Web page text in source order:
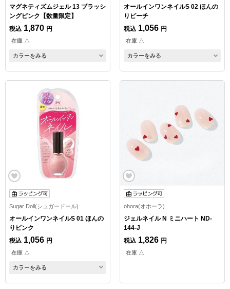
マグネティズムジェル 13 ブラッシ
ングピンク【数量限定】
税込 1,870 円
在庫 △
カラーをみる
オールインワンネイルS 02 ほんの
りピーチ
税込 1,056 円
在庫 △
カラーをみる
Sugar Doll(シュガードール)
オールインワンネイルS 01 ほんの
りピンク
税込 1,056 円
在庫 △
カラーをみる
ohora(オホーラ)
ジェルネイル N ミニハート ND-
144-J
税込 1,826 円
在庫 △